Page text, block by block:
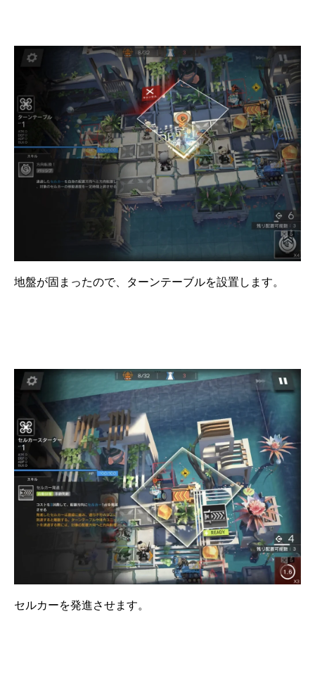
地盤が固まったので、ターンテーブルを設置します。
セルカーを発進させます。